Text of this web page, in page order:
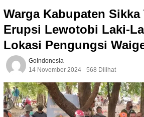
Warga Kabupaten Sikka
Erupsi Lewotobi Laki-
Lokasi Pengungsi
GoIndonesia
14 November 2024
568 Dilihat